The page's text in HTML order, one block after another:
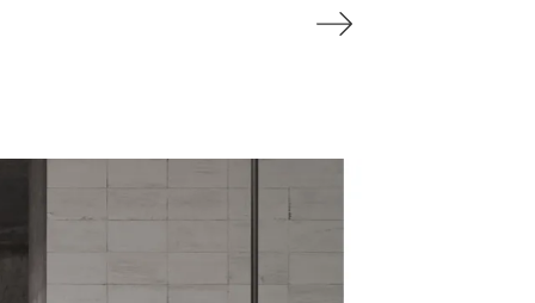
Arredo Giardino